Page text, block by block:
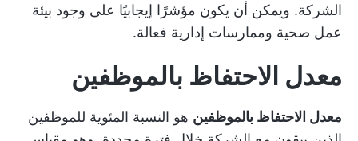
الشركة. ويمكن أن يكون مؤشرًا إيجابيًا على وجود بيئة
عمل صحية وممارسات إدارية فعالة.
معدل الاحتفاظ بالموظفين
معدل الاحتفاظ بالموظفين هو النسبة المئوية للموظفين